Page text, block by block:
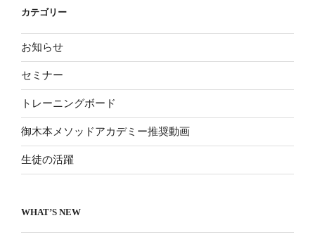
カテゴリー
お知らせ
セミナー
トレーニングボード
御木本メソッドアカデミー推奨動画
生徒の活躍
WHAT’S NEW